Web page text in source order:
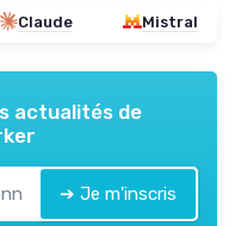
Claude Mistral
actualités de
➔ Je m'inscris